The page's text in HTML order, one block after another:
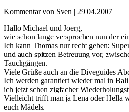
Kommentar von Sven | 29.04.2007
Hallo Michael und Joerg,
wie schon lange versprochen nun der
Ich kann Thomas nur recht geben:
und auch spitzen Betreuung vor,
Tauchgängen.
Viele Grüße auch an die Diveguides
Ich werden garantiert wieder mal in
ich jetzt schon zigfacher
Vielleicht trifft man ja Lena oder Hella
euch Mädels.